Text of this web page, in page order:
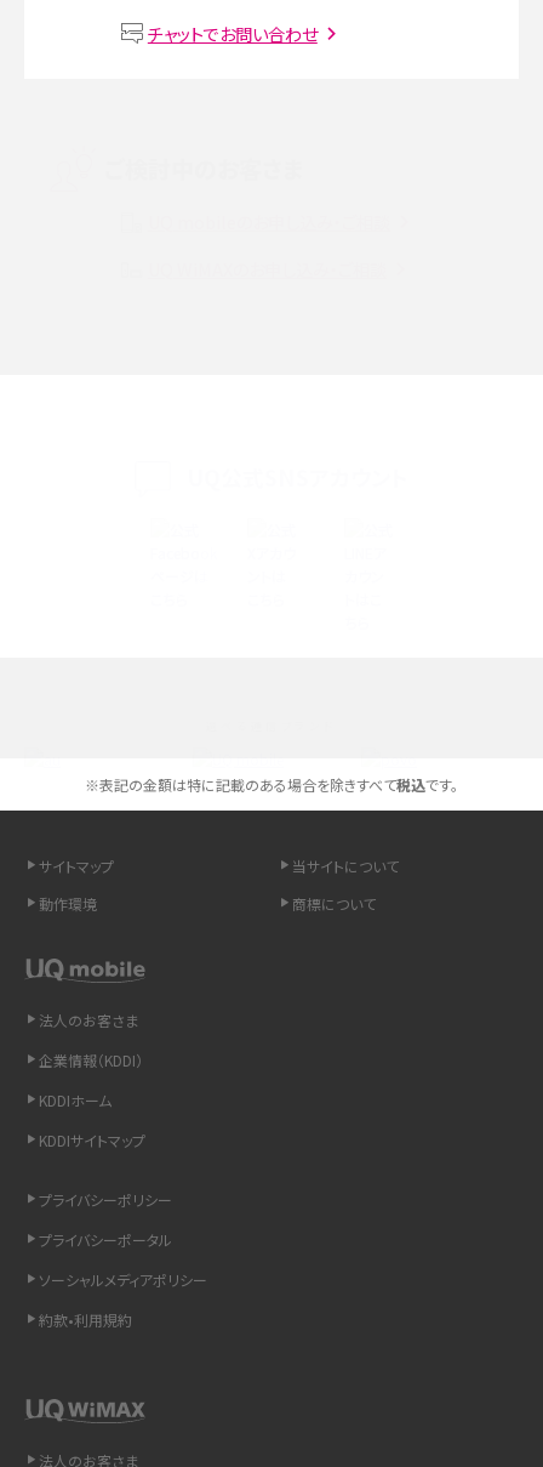
VPN接続とは？仕組みや必要性、メリット・デメリット、接続方法を解説
高校生にスマホ制限は必要？所持率やメリット・デメリットを詳しく紹介
スマホのネット通信速度が遅い原因は？すぐできる対処法や見直すポイントを解
説
を解説
LINEの引き継ぎ方法は？対象データや事前準備・条件・注意点などを解説
非通知設定とは？184で電話をかける方法やiPhone・Androidの設定を解説
iCloudの使用容量を減らす9つの方法！使用状況の確認手順も紹介
リプライ機能とは？LINE、X（旧Twitter）、Instagram、TikTokで送る方法を解説
チャットでお問い合わせ
※表記の金額は特に記載のある場合を除きすべて税込です。
サイトマップ
当サイトについて
動作環境
商標について
法人のお客さま
企業情報（KDDI）
KDDIホーム
KDDIサイトマップ
プライバシーポリシー
プライバシーポータル
ソーシャルメディアポリシー
約款•利用規約
法人のお客さま